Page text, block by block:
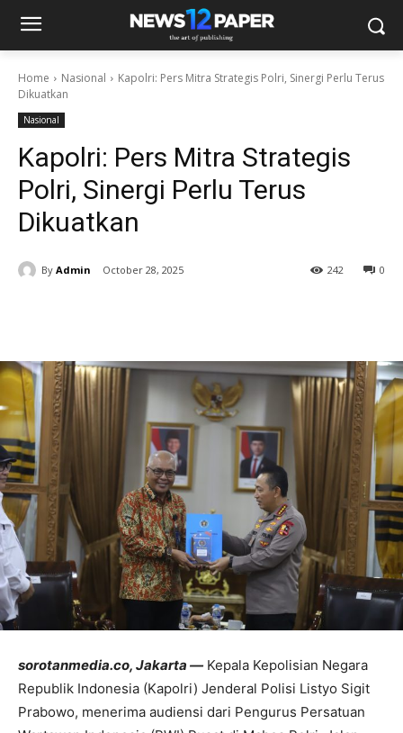
Home Nasional
Kapolri: Pers Mitra Strategis Polri, Sinergi Perlu Terus
Dikuatkan
Nasional
Kapolri: Pers Mitra Strategis
Polri, Sinergi Perlu Terus
Dikuatkan
By Admin October 28, 2025 0
242
sorotanmedia.co, Jakarta — Kepala Kepolisian Negara
Republik Indonesia (Kapolri) Jenderal Polisi Listyo Sigit
Prabowo, menerima audiensi dari Pengurus Persatuan